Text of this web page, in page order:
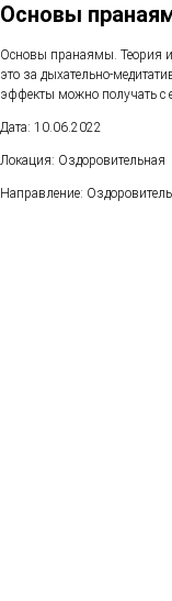
Основы
Основы пранаямы. Теория и
это за дыхательно-
эффекты можно получать с
Дата: 10.06.2022
Локация: Оздоровительная
Направление: